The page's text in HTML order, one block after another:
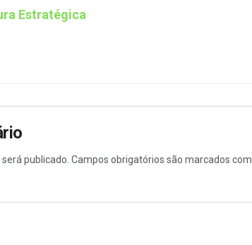
Estratégica
publicado. Campos obrigatórios são marcados com